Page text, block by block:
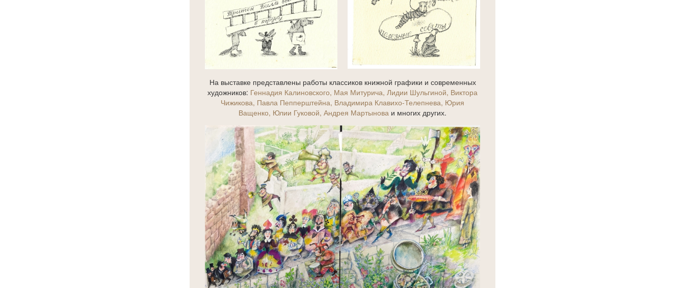
На выставке представлены работы классиков книжной графики и современных
художников: Геннадия Калиновского, Мая Митурича, Лидии Шульгиной, Виктора
Чижикова, Павла Пепперштейна, Владимира Клавихо-Телепнева, Юрия
Ващенко, Юлии Гуковой, Андрея Мартынова и многих других.